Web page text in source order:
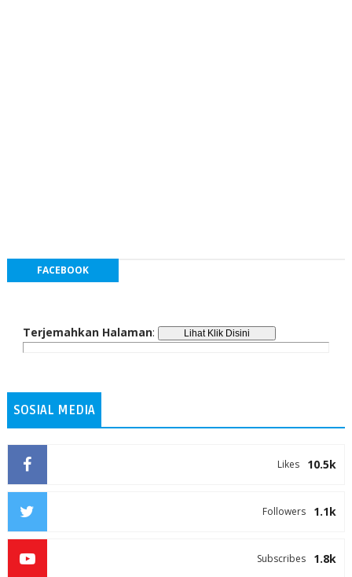
FACEBOOK
Terjemahkan Halaman:
SOSIAL MEDIA
10.5k
Likes
1.1k
Followers
1.8k
Subscribes